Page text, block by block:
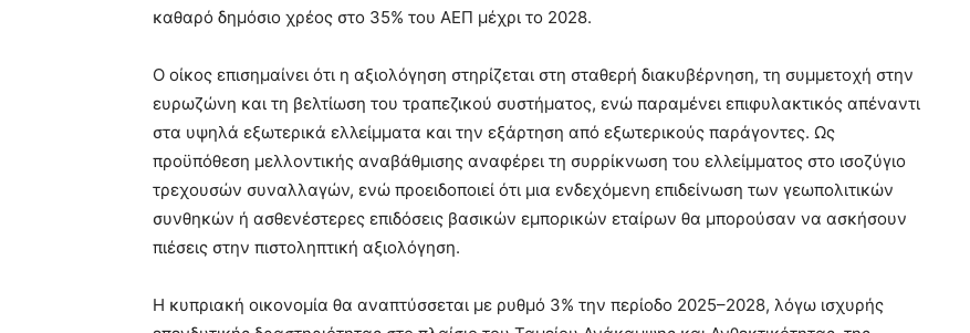
καθαρό δημόσιο χρέος στο 35% του ΑΕΠ μέχρι το 2028.
Ο οίκος επισημαίνει ότι η αξιολόγηση στηρίζεται στη σταθερή διακυβέρνηση, τη συμμετοχή στην
ευρωζώνη και τη βελτίωση του τραπεζικού συστήματος, ενώ παραμένει επιφυλακτικός απέναντι
στα υψηλά εξωτερικά ελλείμματα και την εξάρτηση από εξωτερικούς παράγοντες. Ως
προϋπόθεση μελλοντικής αναβάθμισης αναφέρει τη συρρίκνωση του ελλείμματος στο ισοζύγιο
τρεχουσών συναλλαγών, ενώ προειδοποιεί ότι μια ενδεχόμενη επιδείνωση των γεωπολιτικών
συνθηκών ή ασθενέστερες επιδόσεις βασικών εμπορικών εταίρων θα μπορούσαν να ασκήσουν
πιέσεις στην πιστοληπτική αξιολόγηση.
Η κυπριακή οικονομία θα αναπτύσσεται με ρυθμό 3% την περίοδο 2025–2028, λόγω ισχυρής